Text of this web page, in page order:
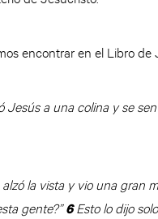
encontrar en el Libro de
a una colina y se
la vista y vio una gran
gente?”6Esto lo dijo